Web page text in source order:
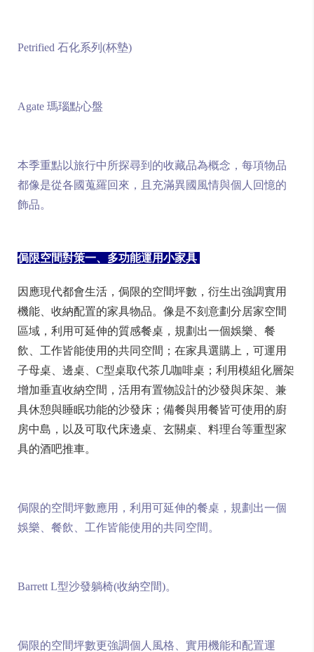
Petrified 石化系列(杯墊)
Agate 瑪瑙點心盤
本季重點以旅行中所探尋到的收藏品為概念，每項物品
都像是從各國蒐羅回來，且充滿異國風情與個人回憶的
飾品。
侷限空間對策一、多功能運用小家具
因應現代都會生活，侷限的空間坪數，衍生出強調實用
機能、收納配置的家具物品。像是不刻意劃分居家空間
區域，利用可延伸的質感餐桌，規劃出一個娛樂、餐
飲、工作皆能使用的共同空間；在家具選購上，可運用
子母桌、邊桌、C型桌取代茶几咖啡桌；利用模組化層架
增加垂直收納空間，活用有置物設計的沙發與床架、兼
具休憩與睡眠功能的沙發床；備餐與用餐皆可使用的廚
房中島，以及可取代床邊桌、玄關桌、料理台等重型家
具的酒吧推車。
侷限的空間坪數應用，利用可延伸的餐桌，規劃出一個
娛樂、餐飲、工作皆能使用的共同空間。
Barrett L型沙發躺椅(收納空間)。
侷限的空間坪數更強調個人風格、實用機能和配置運